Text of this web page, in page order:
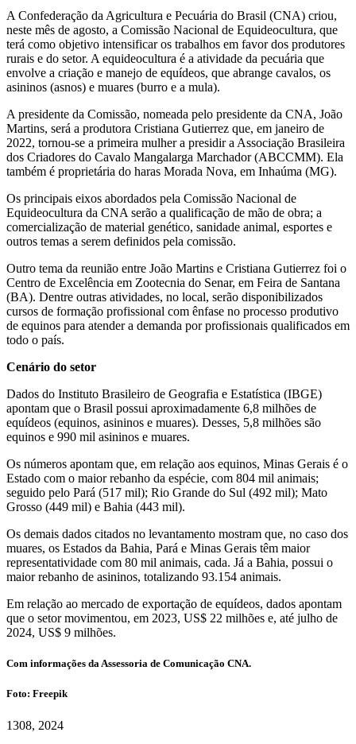
A Confederação da Agricultura e Pecuária do Brasil (CNA) criou,
neste mês de agosto, a Comissão Nacional de Equideocultura, que
terá como objetivo intensificar os trabalhos em favor dos produtores
rurais e do setor. A equideocultura é a atividade da pecuária que
envolve a criação e manejo de equídeos, que abrange cavalos, os
asininos (asnos) e muares (burro e a mula).
A presidente da Comissão, nomeada pelo presidente da CNA, João
Martins, será a produtora Cristiana Gutierrez que, em janeiro de
2022, tornou-se a primeira mulher a presidir a Associação Brasileira
dos Criadores do Cavalo Mangalarga Marchador (ABCCMM). Ela
também é proprietária do haras Morada Nova, em Inhaúma (MG).
Os principais eixos abordados pela Comissão Nacional de
Equideocultura da CNA serão a qualificação de mão de obra; a
comercialização de material genético, sanidade animal, esportes e
outros temas a serem definidos pela comissão.
Outro tema da reunião entre João Martins e Cristiana Gutierrez foi o
Centro de Excelência em Zootecnia do Senar, em Feira de Santana
(BA). Dentre outras atividades, no local, serão disponibilizados
cursos de formação profissional com ênfase no processo produtivo
de equinos para atender a demanda por profissionais qualificados em
todo o país.
Cenário do setor
Dados do Instituto Brasileiro de Geografia e Estatística (IBGE)
apontam que o Brasil possui aproximadamente 6,8 milhões de
equídeos (equinos, asininos e muares). Desses, 5,8 milhões são
equinos e 990 mil asininos e muares.
Os números apontam que, em relação aos equinos, Minas Gerais é o
Estado com o maior rebanho da espécie, com 804 mil animais;
seguido pelo Pará (517 mil); Rio Grande do Sul (492 mil); Mato
Grosso (449 mil) e Bahia (443 mil).
Os demais dados citados no levantamento mostram que, no caso dos
muares, os Estados da Bahia, Pará e Minas Gerais têm maior
representatividade com 80 mil animais, cada. Já a Bahia, possui o
maior rebanho de asininos, totalizando 93.154 animais.
Em relação ao mercado de exportação de equídeos, dados apontam
que o setor movimentou, em 2023, US$ 22 milhões e, até julho de
2024, US$ 9 milhões.
Com informações da Assessoria de Comunicação CNA.
Foto: Freepik
1308, 2024